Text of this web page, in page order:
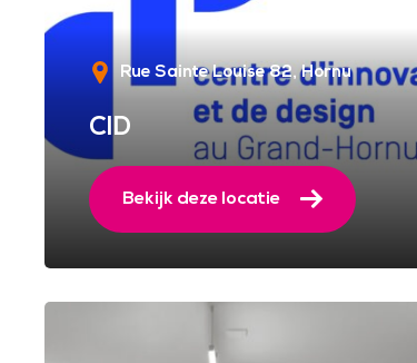
Rue Sainte Louise 82 Hornu
CID
Bekijk deze locatie